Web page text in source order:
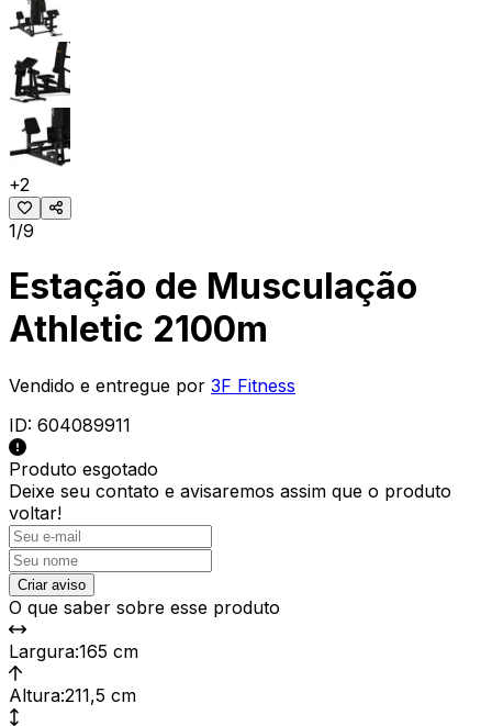
+2
1/9
Estação de Musculação
Athletic 2100m
Vendido e entregue por 3F Fitness
ID: 604089911
Produto esgotado
Deixe seu contato e avisaremos assim que o produto
voltar!
Criar aviso
O que saber sobre esse produto
Largura:165 cm
Altura:211,5 cm